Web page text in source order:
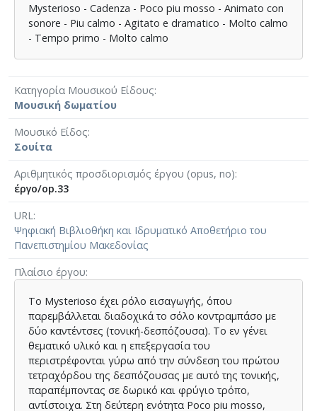
Mysterioso - Cadenza - Poco piu mosso - Animato con
sonore - Piu calmo - Agitato e dramatico - Molto calmo
- Tempo primo - Molto calmo
Κατηγορία Μουσικού Είδους
Μουσική δωματίου
Μουσικό Είδος
Σουίτα
Αριθμητικός προσδιορισμός έργου (opus, no)
έργο/op.33
URL
Ψηφιακή Βιβλιοθήκη και Ιδρυματικό Αποθετήριο του
Πανεπιστημίου Μακεδονίας
Πλαίσιο έργου
Το Mysterioso έχει ρόλο εισαγωγής, όπου
παρεμβάλλεται διαδοχικά το σόλο κοντραμπάσο με
δύο καντέντσες (τονική-δεσπόζουσα). Το εν γένει
θεματικό υλικό και η επεξεργασία του
περιστρέφονται γύρω από την σύνδεση του πρώτου
τετραχόρδου της δεσπόζουσας με αυτό της τονικής,
παραπέμποντας σε δωρικό και φρύγιο τρόπο,
αντίστοιχα. Στη δεύτερη ενότητα Poco piu mosso,